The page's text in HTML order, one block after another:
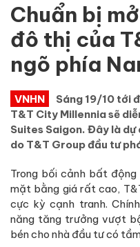
Chuẩn bị
đô thị của
ngõ phía
VNHN
Sáng 19/10 tới
T&T City Millennia sẽ
Suites Saigon. Đây là dự
do T&T Group đầu tư
Trong bối cảnh bất
mặt bằng giá rất cao,
cực kỳ cạnh tranh.
năng tăng trưởng vượt
bén cho nhà đầu tư có